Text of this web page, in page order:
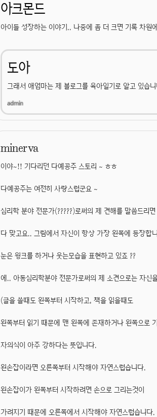
아크몬드
아이들 성장하는 이야기.. 나중에 좀 더 크면 기록 차
도아
그래서 애엄마는 제 블로그를 육아일기로 알고 있습
minerva
이야~!! 기다리던 다예공주 스토리 ~ ㅎㅎ
다예공주는 여전히 사랑스럽군요 ~
심리학 분야 전문가(?????)로써의 제 견해를 말씀드리
다 맞고요.. 그림에서 자신이 항상 가장 왼쪽에 등장합
눈은 윙크를 하거나 웃는모습을 표현하고 있죠 ??
에.. 아동심리학분야 전문가로써의 제 소견으로는 자신
(글을 쓸때도 왼쪽부터 시작하고, 책을 읽을때도
왼쪽부터 읽기 때문에 맨 왼쪽에 존재하거나 왼쪽으로
자의식이 아주 강하다는 뜻입니다.
왼손잡이라면 오른쪽부터 시작해야 자연스럽습니다.
왼손잡이가 왼쪽부터 시작하려면 손으로 그리는것이
가려지기 때문에 오른쪽에서 시작해야 자연스럽습니다.